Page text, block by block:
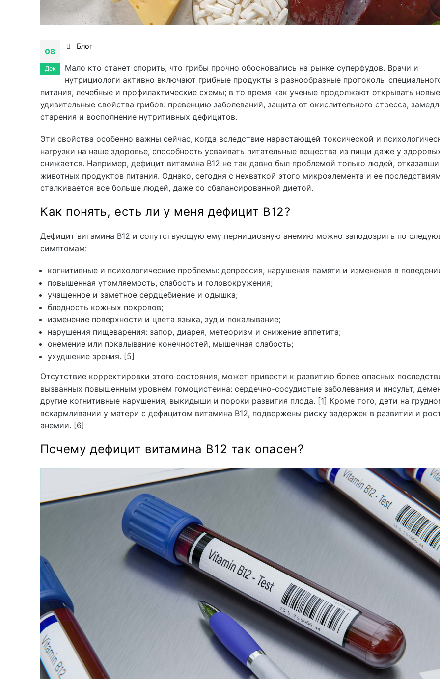
08
Дек
Блог
Мало кто станет спорить, что грибы прочно обосновались на рынке суперфудов. Врачи и
нутрициологи активно включают грибные продукты в разнообразные протоколы
питания, лечебные и профилактические схемы; в то время как ученые продолжают открывать новые
удивительные свойства грибов: превенцию заболеваний, защита от окислительного стресса,
старения и восполнение нутритивных дефицитов.
Эти свойства особенно важны сейчас, когда вследствие нарастающей токсической и
нагрузки на наше здоровье, способность усваивать питательные вещества из пищи даже у
снижается. Например, дефицит витамина В12 не так давно был проблемой только людей,
животных продуктов питания. Однако, сегодня с нехваткой этого микроэлемента и ее
сталкивается все больше людей, даже со сбалансированной диетой.
Как понять, есть ли у меня дефицит B12?
Дефицит витамина В12 и сопутствующую ему пернициозную анемию можно заподозрить по
симптомам:
когнитивные и психологические проблемы: депрессия, нарушения памяти и изменения в
повышенная утомляемость, слабость и головокружения;
учащенное и заметное сердцебиение и одышка;
бледность кожных покровов;
изменение поверхности и цвета языка, зуд и покалывание;
нарушения пищеварения: запор, диарея, метеоризм и снижение аппетита;
онемение или покалывание конечностей, мышечная слабость;
ухудшение зрения. [5]
Отсутствие корректировки этого состояния, может привести к развитию более опасных
вызванных повышенным уровнем гомоцистеина: сердечно-сосудистые заболевания и инсульт,
другие когнитивные нарушения, выкидыши и пороки развития плода. [1] Кроме того, дети на
вскармливании у матери с дефицитом витамина В12, подвержены риску задержек в развитии и
анемии. [6]
Почему дефицит витамина В12 так опасен?